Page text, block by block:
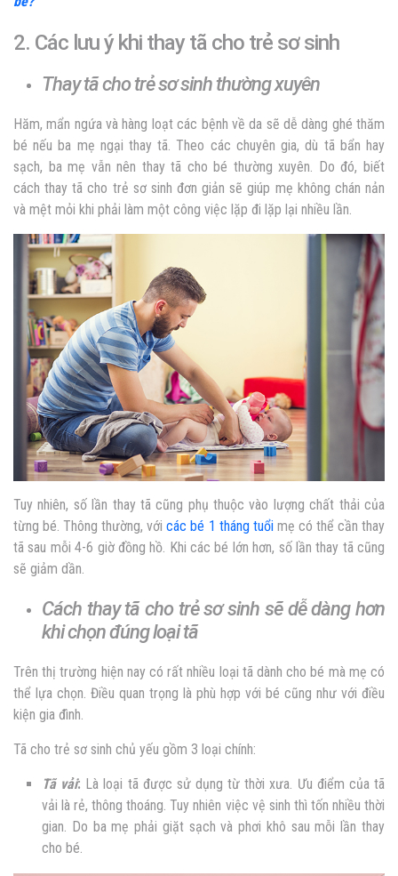
2. Các lưu ý khi thay tã cho trẻ sơ sinh
Thay tã cho trẻ sơ sinh thường xuyên
Hăm, mẩn ngứa và hàng loạt các bệnh về da sẽ dễ dàng ghé thăm
bé nếu ba mẹ ngại thay tã. Theo các chuyên gia, dù tã bẩn hay
sạch, ba mẹ vẫn nên thay tã cho bé thường xuyên. Do đó, biết
cách thay tã cho trẻ sơ sinh đơn giản sẽ giúp mẹ không chán nản
và mệt mỏi khi phải làm một công việc lặp đi lặp lại nhiều lần.
Tuy nhiên, số lần thay tã cũng phụ thuộc vào lượng chất thải của
từng bé. Thông thường, vớicác bé 1 tháng tuổimẹ có thể cần thay
tã sau mỗi 4-6 giờ đồng hồ. Khi các bé lớn hơn, số lần thay tã cũng
sẽ giảm dần.
Cách thay tã cho trẻ sơ sinh sẽ dễ dàng hơn
khi chọn đúng loại tã
Trên thị trường hiện nay có rất nhiều loại tã dành cho bé mà mẹ có
thể lựa chọn. Điều quan trọng là phù hợp với bé cũng như với điều
kiện gia đình.
Tã cho trẻ sơ sinh chủ yếu gồm 3 loại chính:
Tã vải: Là loại tã được sử dụng từ thời xưa. Ưu điểm của tã
vải là rẻ, thông thoáng. Tuy nhiên việc vệ sinh thì tốn nhiều thời
gian. Do ba mẹ phải giặt sạch và phơi khô sau mỗi lần thay
cho bé.